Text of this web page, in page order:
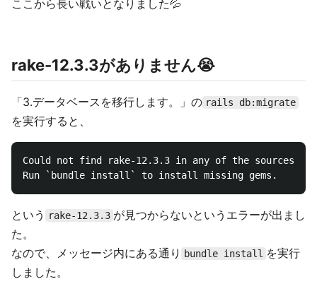
ここから長い戦いとなりました💦
rake-12.3.3がありません😭
「3.データベースを移行します。」の rails db:migrate
を実行すると、
Could not find rake-12.3.3 in any of the sources
という rake-12.3.3 が見つからないというエラーが出まし
た。
なので、メッセージ内にある通り
bundle install を実行
しました。